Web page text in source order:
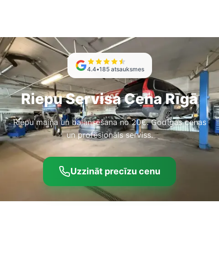
4.4•185 atsauksmes
Riepu Servisa Cena Rīgā
Riepu maiņa un balansēšana no 20€. Godīgas cenas
un profesionāls serviss.
Uzzināt precīzu cenu